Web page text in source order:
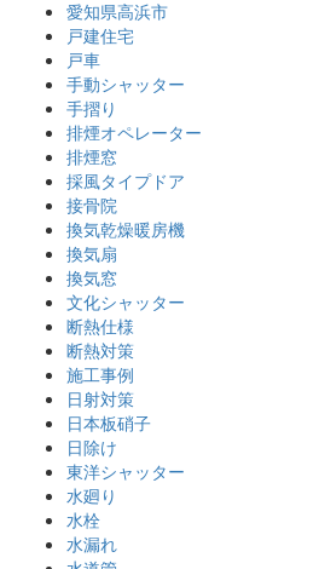
愛知県高浜市
戸建住宅
戸車
手動シャッター
手摺り
排煙オペレーター
排煙窓
採風タイプドア
接骨院
換気乾燥暖房機
換気扇
換気窓
文化シャッター
断熱仕様
断熱対策
施工事例
日射対策
日本板硝子
日除け
東洋シャッター
水廻り
水栓
水漏れ